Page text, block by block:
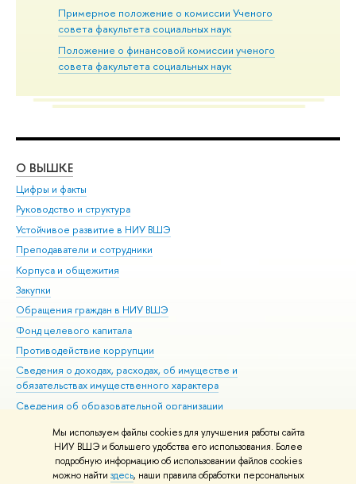
Мы используем файлы cookies для улучшения работы сайта
НИУ ВШЭ и большего удобства его использования. Более
подробную информацию об использовании файлов cookies
можно найти здесь, наши правила обработки персональных
Примерное положение о комиссии Ученого
совета факультета социальных наук
Положение о финансовой комиссии ученого
совета факультета социальных наук
О ВЫШКЕ
Цифры и факты
Руководство и структура
Устойчивое развитие в НИУ ВШЭ
Преподаватели и сотрудники
Корпуса и общежития
Закупки
Обращения граждан в НИУ ВШЭ
Фонд целевого капитала
Противодействие коррупции
Сведения о доходах, расходах, об имуществе и
обязательствах имущественного характера
Сведения об образовательной организации
Людям с ограниченными возможностями здоровья
Единая платежная страница
Работа в Вышке